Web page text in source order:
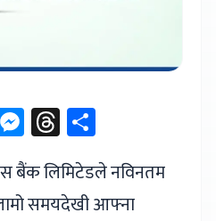
Messenger
Threads
बैंक लिमिटेडले नविनतम
समयदेखी आफ्ना